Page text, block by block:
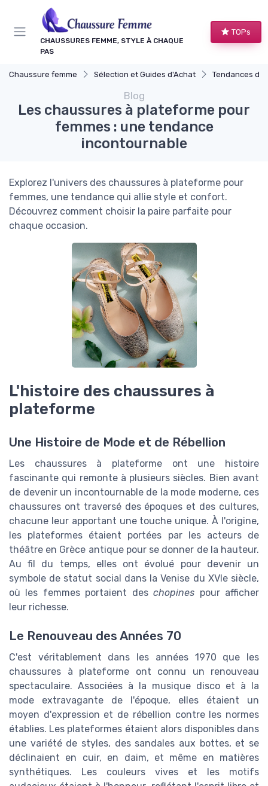
CHAUSSURES FEMME, STYLE À CHAQUE
PAS
TOPs
Chaussure femme Sélection et Guides d'Achat Tendances de
Blog
Les chaussures à plateforme pour
femmes : une tendance
incontournable
Explorez l'univers des chaussures à plateforme pour
femmes, une tendance qui allie style et confort.
Découvrez comment choisir la paire parfaite pour
chaque occasion.
L'histoire des chaussures à
plateforme
Une Histoire de Mode et de Rébellion
Les chaussures à plateforme ont une histoire
fascinante qui remonte à plusieurs siècles. Bien avant
de devenir un incontournable de la mode moderne, ces
chaussures ont traversé des époques et des cultures,
chacune leur apportant une touche unique. À l'origine,
les plateformes étaient portées par les acteurs de
théâtre en Grèce antique pour se donner de la hauteur.
Au fil du temps, elles ont évolué pour devenir un
symbole de statut social dans la Venise du XVIe siècle,
où les femmes portaient deschopines pour afficher
leur richesse.
Le Renouveau des Années 70
C'est véritablement dans les années 1970 que les
chaussures à plateforme ont connu un renouveau
spectaculaire. Associées à la musique disco et à la
mode extravagante de l'époque, elles étaient un
moyen d'expression et de rébellion contre les normes
établies. Les plateformes étaient alors disponibles dans
une variété de styles, des sandales aux bottes, et se
déclinaient en cuir, en daim, et même en matières
synthétiques. Les couleurs vives et les motifs
Panneau de gestion des cookies